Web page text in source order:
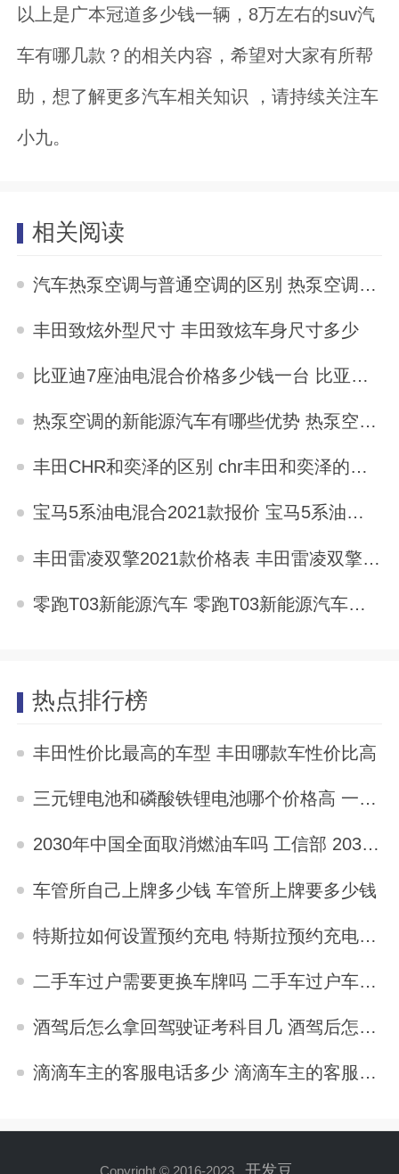
以上是广本冠道多少钱一辆，8万左右的suv汽
车有哪几款？的相关内容，希望对大家有所帮
助，想了解更多汽车相关知识 ，请持续关注车
小九。
相关阅读
汽车热泵空调与普通空调的区别 热泵空调与普通空调的区别
2025-10-01
丰田致炫外型尺寸 丰田致炫车身尺寸多少
2025-10-01
比亚迪7座油电混合价格多少钱一台 比亚迪7座油电混合价格多少钱
2025-10-01
热泵空调的新能源汽车有哪些优势 热泵空调的新能源汽车有哪些
2025-10-01
丰田CHR和奕泽的区别 chr丰田和奕泽的区别
2025-10-01
宝马5系油电混合2021款报价 宝马5系油电混合2022款报价
2025-10-01
丰田雷凌双擎2021款价格表 丰田雷凌双擎2021款价格
2025-10-01
零跑T03新能源汽车 零跑T03新能源汽车怎么样
热点排行榜
丰田性价比最高的车型 丰田哪款车性价比高
2023-04-15
三元锂电池和磷酸铁锂电池哪个价格高 一样价格选三元还是磷酸铁锂
2023-04-09
2030年中国全面取消燃油车吗 工信部 2030年中国全面取消燃油车吗
2023-04-08
车管所自己上牌多少钱 车管所上牌要多少钱
2023-10-31
特斯拉如何设置预约充电 特斯拉预约充电怎么设置
2023-04-17
二手车过户需要更换车牌吗 二手车过户车牌要换吗
2023-10-29
酒驾后怎么拿回驾驶证考科目几 酒驾后怎么拿回驾驶证
2023-10-30
滴滴车主的客服电话多少 滴滴车主的客服电话多少
Copyright © 2016-2023 开发豆